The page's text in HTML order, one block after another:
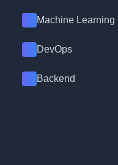
Machine Learning
DevOps
Backend